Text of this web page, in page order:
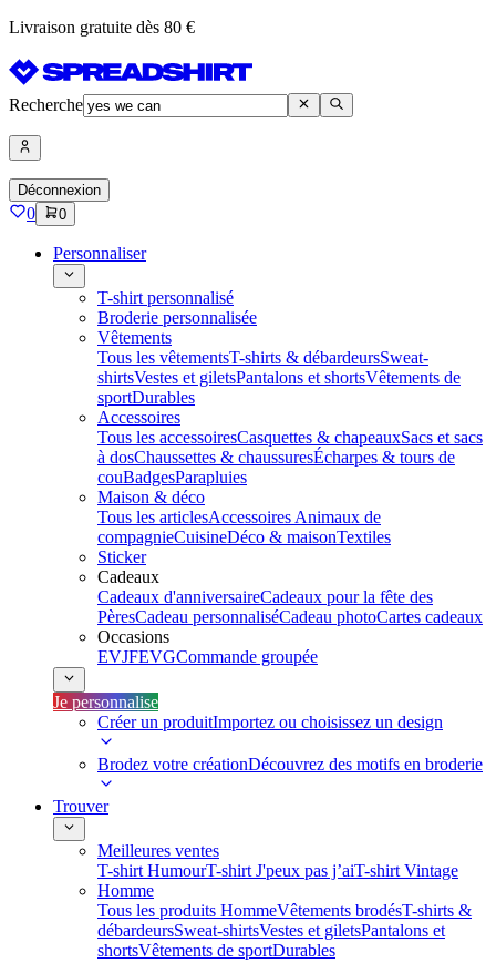
Livraison gratuite dès 80 €
Recherche
Déconnexion
0 0
Personnaliser
T-shirt personnalisé
Broderie personnalisée
Vêtements
Tous les vêtementsT-shirts & débardeursSweat-
shirtsVestes et giletsPantalons et shortsVêtements de
sportDurables
Accessoires
Tous les accessoiresCasquettes & chapeauxSacs et sacs
à dosChaussettes & chaussuresÉcharpes & tours de
couBadgesParapluies
Maison & déco
Tous les articlesAccessoires Animaux de
compagnieCuisineDéco & maisonTextiles
Sticker
Cadeaux
Cadeaux d'anniversaireCadeaux pour la fête des
PèresCadeau personnaliséCadeau photoCartes cadeaux
Occasions
EVJFEVGCommande groupée
Je personnalise
Créer un produitImportez ou choisissez un design
Brodez votre créationDécouvrez des motifs en broderie
Trouver
Meilleures ventes
T-shirt HumourT-shirt J'peux pas j’aiT-shirt Vintage
Homme
Tous les produits HommeVêtements brodésT-shirts &
débardeursSweat-shirtsVestes et giletsPantalons et
shortsVêtements de sportDurables